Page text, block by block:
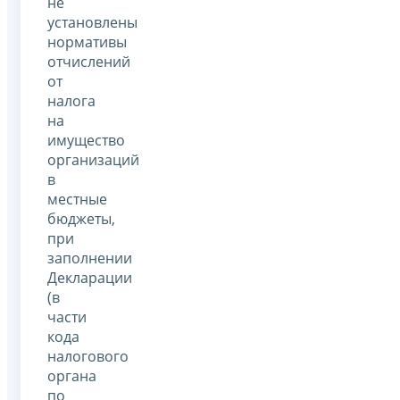
установлены
нормативы
отчислений
от
налога
на
имущество
организаций
в
местные
бюджеты,
при
заполнении
Декларации
(в
части
кода
налогового
органа
по